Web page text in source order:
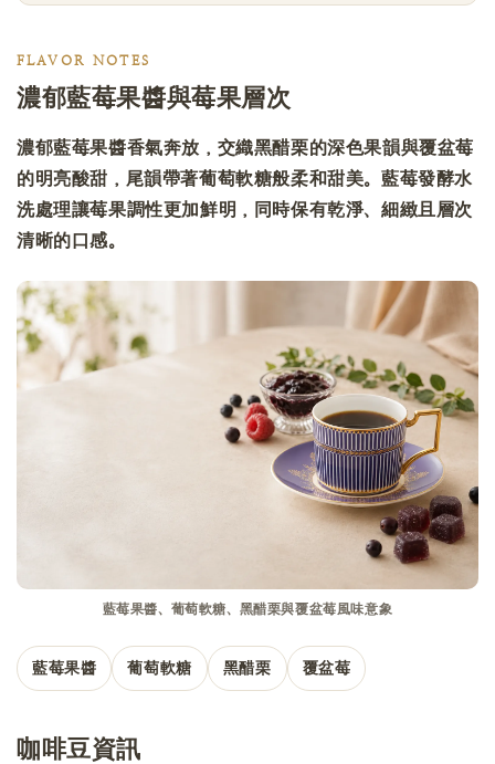
FLAVOR NOTES
濃郁藍莓果醬與莓果層次
濃郁藍莓果醬香氣奔放，交織黑醋栗的深色果韻與覆盆莓
的明亮酸甜，尾韻帶著葡萄軟糖般柔和甜美。藍莓發酵水
洗處理讓莓果調性更加鮮明，同時保有乾淨、細緻且層次
清晰的口感。
藍莓果醬、葡萄軟糖、黑醋栗與覆盆莓風味意象
藍莓果醬 葡萄軟糖 黑醋栗 覆盆莓
咖啡豆資訊